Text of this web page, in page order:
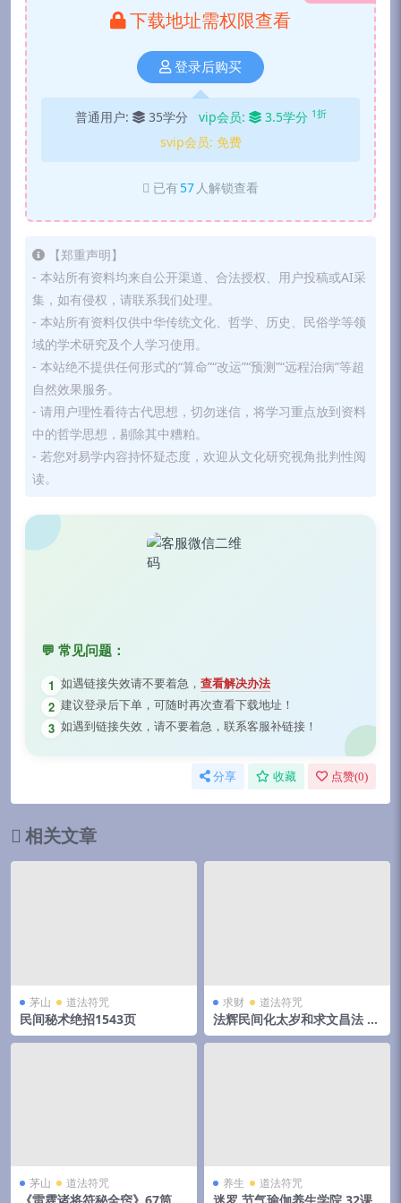
下载地址需权限查看
登录后购买
普通用户: 35学分 vip会员: 3.5学分 1折
svip会员: 免费
已有 57 人解锁查看
【郑重声明】
- 本站所有资料均来自公开渠道、合法授权、用户投稿或AI采
集，如有侵权，请联系我们处理。
- 本站所有资料仅供中华传统文化、哲学、历史、民俗学等领
域的学术研究及个人学习使用。
- 本站绝不提供任何形式的“算命”“改运”“预测”“远程治病”等超
自然效果服务。
- 请用户理性看待古代思想，切勿迷信，将学习重点放到资料
中的哲学思想，剔除其中糟粕。
- 若您对易学内容持怀疑态度，欢迎从文化研究视角批判性阅
读。
💬 常见问题：
1 如遇链接失效请不要着急， 查看解决办法
2 建议登录后下单，可随时再次查看下载地址！
3 如遇到链接失效，请不要着急，联系客服补链接！
分享 收藏 点赞(0)
相关文章
茅山 道法符咒
民间秘术绝招1543页
求财 道法符咒
法辉民间化太岁和求文昌法
视频＋文字＋录音
茅山 道法符咒 养生 道法符咒